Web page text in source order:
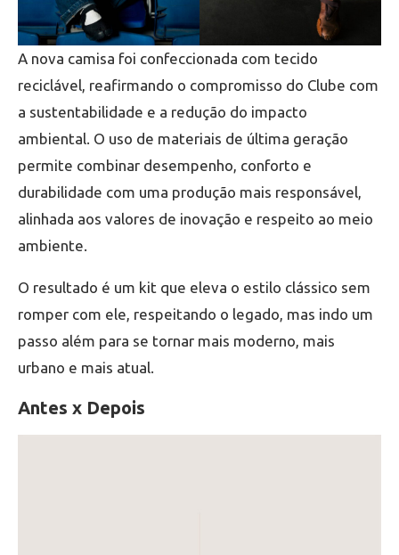
A nova camisa foi confeccionada com tecido
reciclável, reafirmando o compromisso do Clube com
a sustentabilidade e a redução do impacto
ambiental. O uso de materiais de última geração
permite combinar desempenho, conforto e
durabilidade com uma produção mais responsável,
alinhada aos valores de inovação e respeito ao meio
ambiente.
O resultado é um kit que eleva o estilo clássico sem
romper com ele, respeitando o legado, mas indo um
passo além para se tornar mais moderno, mais
urbano e mais atual.
Antes x Depois